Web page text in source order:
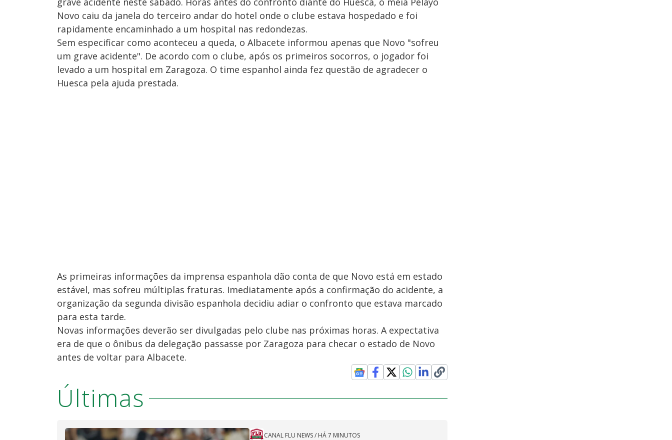
Novo caiu da janela do terceiro andar do hotel onde o clube estava hospedado e foi
rapidamente encaminhado a um hospital nas redondezas.
Sem especificar como aconteceu a queda, o Albacete informou apenas que Novo "sofreu
um grave acidente". De acordo com o clube, após os primeiros socorros, o jogador foi
levado a um hospital em Zaragoza. O time espanhol ainda fez questão de agradecer o
Huesca pela ajuda prestada.
As primeiras informações da imprensa espanhola dão conta de que Novo está em estado
estável, mas sofreu múltiplas fraturas. Imediatamente após a confirmação do acidente, a
organização da segunda divisão espanhola decidiu adiar o confronto que estava marcado
para esta tarde.
Novas informações deverão ser divulgadas pelo clube nas próximas horas. A expectativa
era de que o ônibus da delegação passasse por Zaragoza para checar o estado de Novo
antes de voltar para Albacete.
Últimas
CANAL FLU NEWS/ HÁ 7 MINUTOS